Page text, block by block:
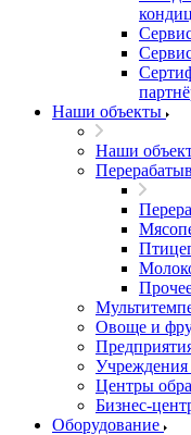
Наши объекты
Наши
Овоще и
Учреждения
Центры
Бизнес-
Оборудование